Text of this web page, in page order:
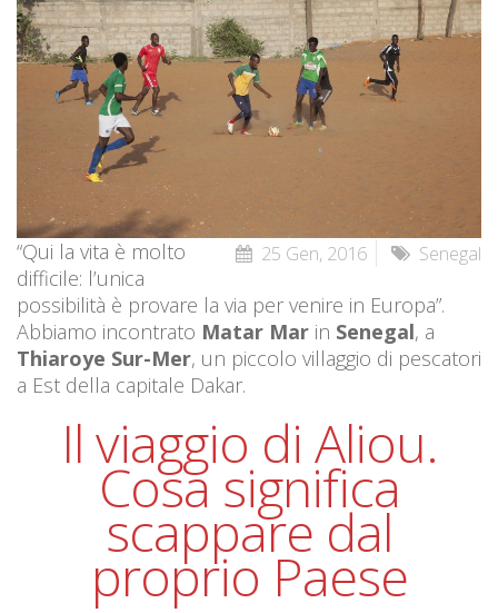
25 Gen, 2016 Senegal
“Qui la vita è molto
difficile: l’unica
possibilità è provare la via per venire in Europa”.
Abbiamo incontrato Matar Mar in Senegal, a
Thiaroye Sur-Mer, un piccolo villaggio di pescatori
a Est della capitale Dakar.
Il viaggio di Aliou.
Cosa significa
scappare dal
proprio Paese